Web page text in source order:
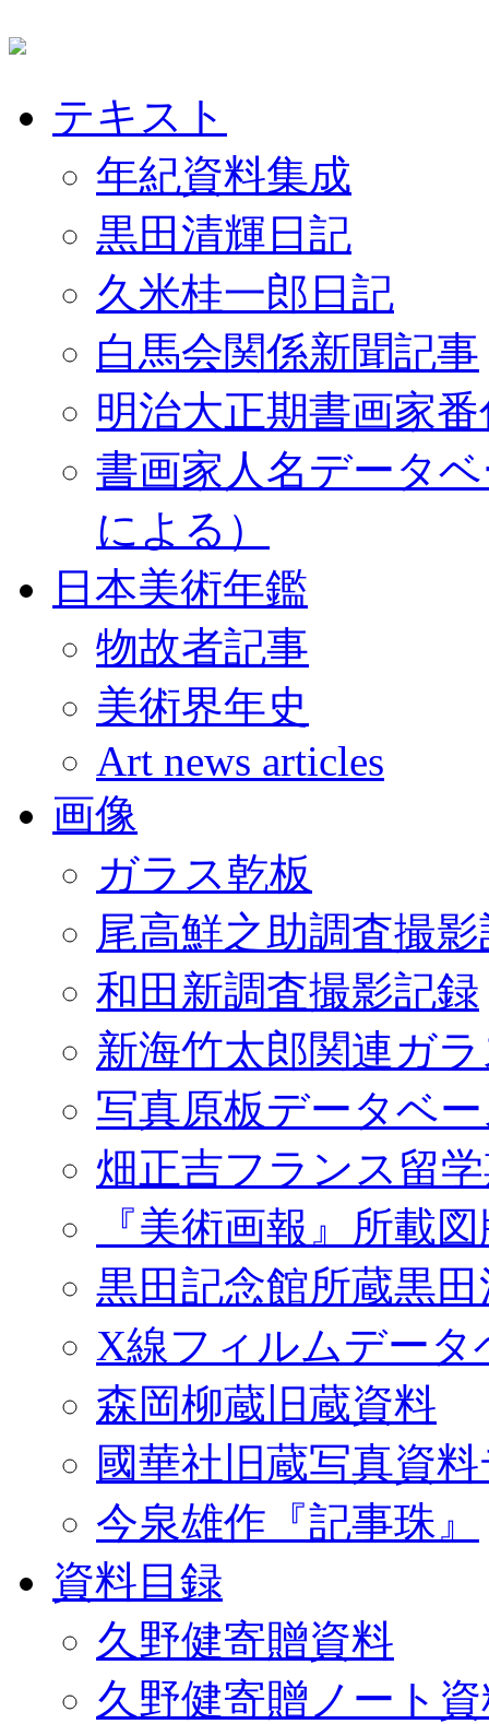
テキスト
年紀資料集成
黒田清輝日記
久米桂一郎日記
白馬会関係新聞記事
明治大正期書画家
書画家人名データ
による）
日本美術年鑑
物故者記事
美術界年史
Art news articles
画像
ガラス乾板
尾高鮮之助調査撮
和田新調査撮影記録
新海竹太郎関連ガ
写真原板データベ
畑正吉フランス留
『美術画報』所載
黒田記念館所蔵黒
X線フィルムデータ
森岡柳蔵旧蔵資料
國華社旧蔵写真資
今泉雄作『記事珠』
資料目録
久野健寄贈資料
久野健寄贈ノート